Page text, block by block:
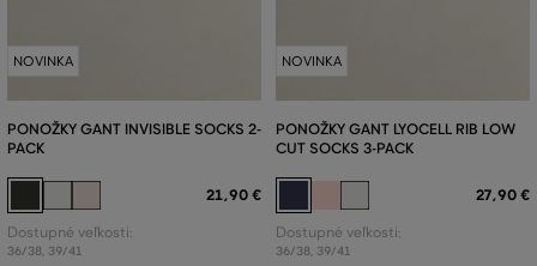
NOVINKA
PONOŽKY GANT INVISIBLE SOCKS 2-
PACK
21,90 €
Dostupné veľkosti:
36/38, 39/41
NOVINKA
PONOŽKY GANT LYOCELL RIB LOW
CUT SOCKS 3-PACK
27,90 €
Dostupné veľkosti:
36/38, 39/41